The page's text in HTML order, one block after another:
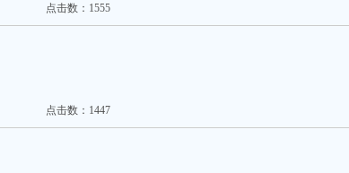
点击数：1555
点击数：1447